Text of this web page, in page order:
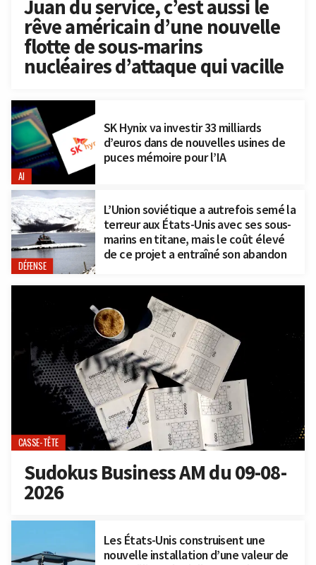
Juan du service, c’est aussi le
rêve américain d’une nouvelle
flotte de sous-marins
nucléaires d’attaque qui vacille
AI
SK Hynix va investir 33 milliards
d’euros dans de nouvelles usines de
puces mémoire pour l’IA
DÉFENSE
L’Union soviétique a autrefois semé la
terreur aux États-Unis avec ses sous-
marins en titane, mais le coût élevé
de ce projet a entraîné son abandon
CASSE-TÊTE
Sudokus Business AM du 09-08-
2026
Les États-Unis construisent une
nouvelle installation d’une valeur de